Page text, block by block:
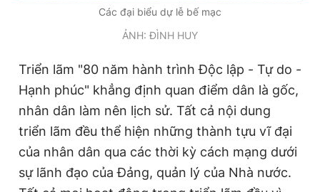
Các đại biểu dự lễ bế mạc
ẢNH: ĐÌNH HUY
Triển lãm "80 năm hành trình Độc lập - Tự do -
Hạnh phúc" khẳng định quan điểm dân là gốc,
nhân dân làm nên lịch sử. Tất cả nội dung
triển lãm đều thể hiện những thành tựu vĩ đại
của nhân dân qua các thời kỳ cách mạng dưới
sự lãnh đạo của Đảng, quản lý của Nhà nước.